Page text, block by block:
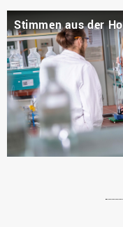
Stimmen aus der